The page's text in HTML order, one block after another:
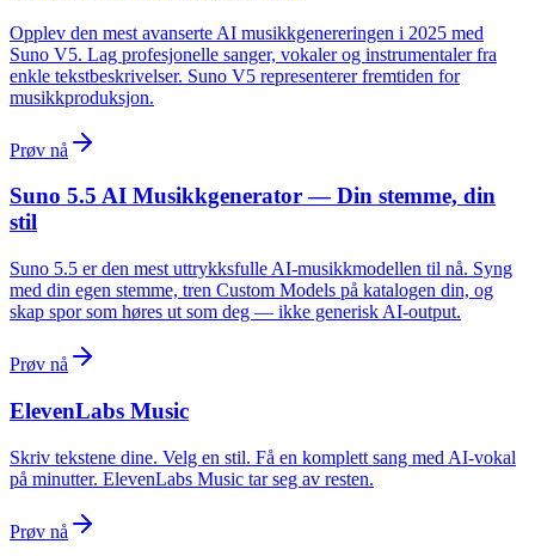
Opplev den mest avanserte AI musikkgenereringen i 2025 med
Suno V5. Lag profesjonelle sanger, vokaler og instrumentaler fra
enkle tekstbeskrivelser. Suno V5 representerer fremtiden for
musikkproduksjon.
Prøv nå
Suno 5.5 AI Musikkgenerator — Din stemme, din
stil
Suno 5.5 er den mest uttrykksfulle AI-musikkmodellen til nå. Syng
med din egen stemme, tren Custom Models på katalogen din, og
skap spor som høres ut som deg — ikke generisk AI-output.
Prøv nå
ElevenLabs Music
Skriv tekstene dine. Velg en stil. Få en komplett sang med AI-vokal
på minutter. ElevenLabs Music tar seg av resten.
Prøv nå